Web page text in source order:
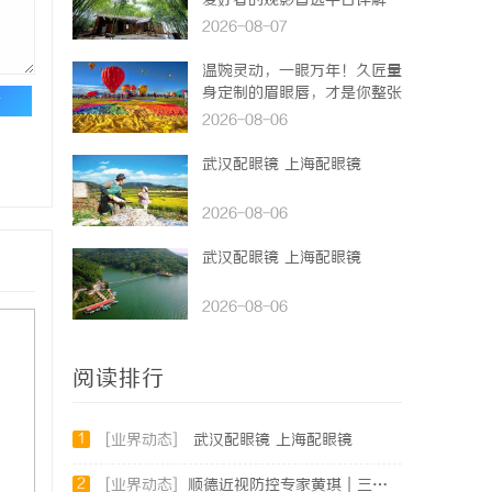
2026-08-07
温婉灵动，一眼万年！久匠量
身定制的眉眼唇，才是你整张
脸的点睛之笔！淡颜系女生的
2026-08-06
武汉配眼镜 上海配眼镜
2026-08-06
武汉配眼镜 上海配眼镜
2026-08-06
阅读排行
1 [业界动态] 武汉配眼镜 上海配眼镜
2 [业界动态] 顺德近视防控专家黄琪｜三甲眼科背景，青少年分层近视管理医